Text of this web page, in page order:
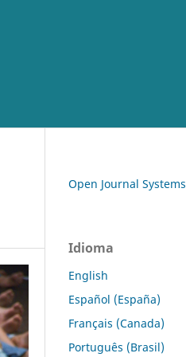
Open Journal Systems
Idioma
English
Español (España)
Français (Canada)
Português (Brasil)